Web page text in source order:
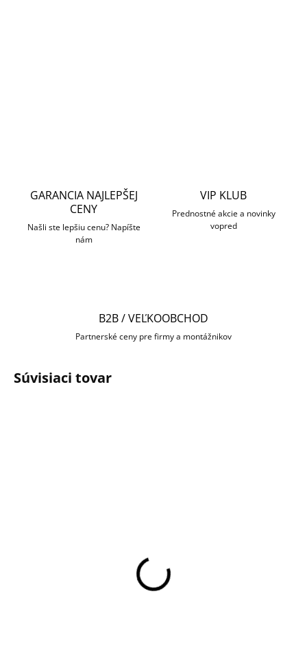
GARANCIA NAJLEPŠEJ
CENY
Našli ste lepšiu cenu? Napíšte
nám
VIP KLUB
Prednostné akcie a novinky
vopred
B2B / VEĽKOOBCHOD
Partnerské ceny pre firmy a montážnikov
Súvisiaci tovar